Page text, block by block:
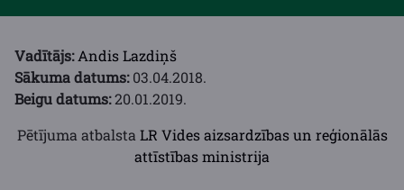
Vadītājs:Andis Lazdiņš
Sākuma datums:03.04.2018.
Beigu datums:20.01.2019.
Pētījuma atbalsta LR Vides aizsardzības un reģionālās
attīstības ministrija